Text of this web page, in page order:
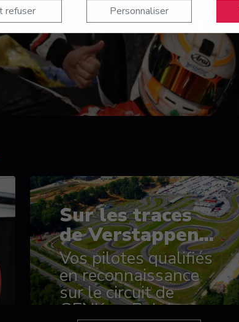
refuser Personnaliser
Sur les traces
de Verstappen...
Vos pilotes qualifiés
en reconnaissance
sur le circuit de
GENK en Belgique